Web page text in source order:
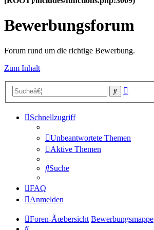
Bewerbungsforum
Forum rund um die richtige Bewerbung.
Zum Inhalt
Suche
Schnellzugriff
Unbeantwortete Themen
Aktive Themen
Suche
FAQ
Anmelden
Foren-Ãœbersicht Bewerbungsmappe